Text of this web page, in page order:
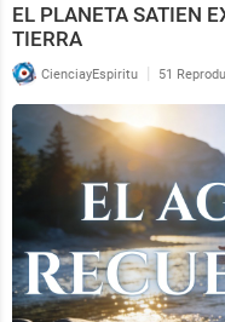
EL PLANETA SATIEN
TIERRA
CienciayEspiritu | 51